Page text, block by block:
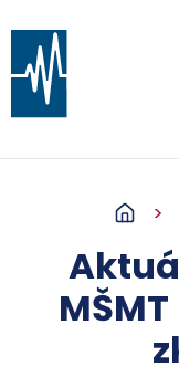
Střední škola
ROŽNOV